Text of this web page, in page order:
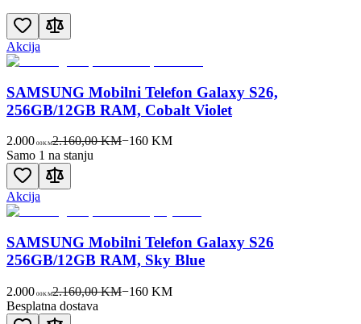
Akcija
SAMSUNG Mobilni Telefon Galaxy S26,
256GB/12GB RAM, Cobalt Violet
2.000 00KM2.160,00 KM−160KM
Samo 1 na stanju
Akcija
SAMSUNG Mobilni Telefon Galaxy S26
256GB/12GB RAM, Sky Blue
2.000 00KM2.160,00 KM−160KM
Besplatna dostava